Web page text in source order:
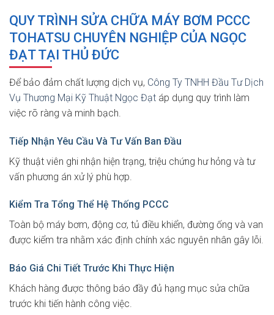
QUY TRÌNH SỬA CHỮA MÁY BƠM PCCC
TOHATSU CHUYÊN NGHIỆP CỦA NGỌC
ĐẠT TẠI THỦ ĐỨC
Để bảo đảm chất lượng dịch vụ, Công Ty TNHH Đầu Tư Dịch
Vụ Thương Mại Kỹ Thuật Ngọc Đạt áp dụng quy trình làm
việc rõ ràng và minh bạch.
Tiếp Nhận Yêu Cầu Và Tư Vấn Ban Đầu
Kỹ thuật viên ghi nhận hiện trạng, triệu chứng hư hỏng và tư
vấn phương án xử lý phù hợp.
Kiểm Tra Tổng Thể Hệ Thống PCCC
Toàn bộ máy bơm, động cơ, tủ điều khiển, đường ống và van
được kiểm tra nhằm xác định chính xác nguyên nhân gây lỗi.
Báo Giá Chi Tiết Trước Khi Thực Hiện
Khách hàng được thông báo đầy đủ hạng mục sửa chữa
trước khi tiến hành công việc.